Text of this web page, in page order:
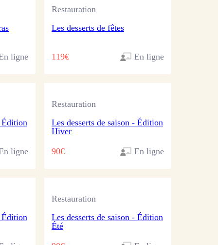
ligne
Restauration
Les desserts de fêtes
119€ En ligne
Édition
ligne
Restauration
Les desserts de saison - Édition
Hiver
90€ En ligne
Édition
Restauration
Les desserts de saison - Édition
Été